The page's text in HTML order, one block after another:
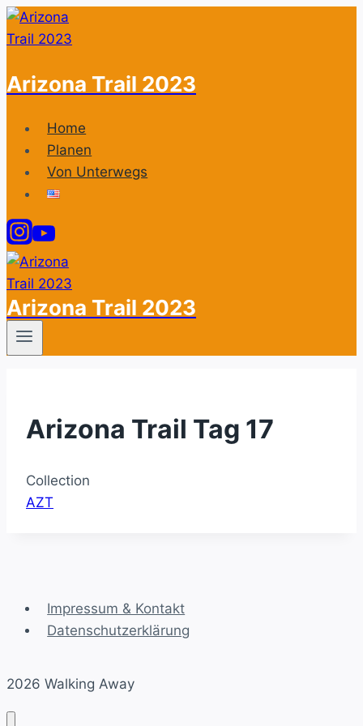
Zum
Inhalt
Arizona Trail 2023
Home
Planen
Von Unterwegs
Arizona Trail 2023
Arizona Trail Tag 17
Collection
AZT
Impressum & Kontakt
Datenschutzerklärung
2026 Walking Away